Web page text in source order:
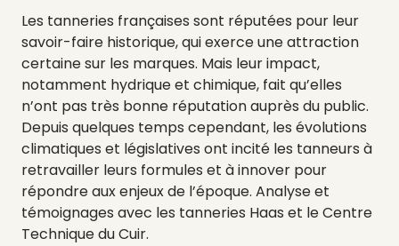
Les tanneries françaises sont réputées pour leur
savoir-faire historique, qui exerce une attraction
certaine sur les marques. Mais leur impact,
notamment hydrique et chimique, fait qu’elles
n’ont pas très bonne réputation auprès du public.
Depuis quelques temps cependant, les évolutions
climatiques et législatives ont incité les tanneurs à
retravailler leurs formules et à innover pour
répondre aux enjeux de l’époque. Analyse et
témoignages avec les tanneries Haas et le Centre
Technique du Cuir.